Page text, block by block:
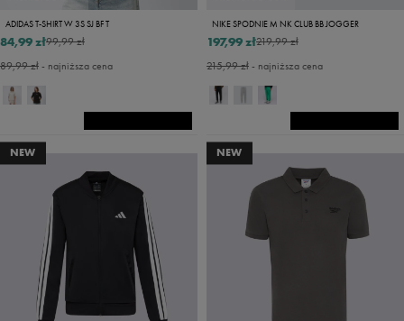
ADIDAS T-SHIRT W 3S SJ BF T
99,99 zł
84,99 zł
89,99 zł- najniższa cena
NIKE SPODNIE M NK CLUB BB JOGGER
219,99 zł
197,99 zł
215,99 zł- najniższa cena
NEW NEW